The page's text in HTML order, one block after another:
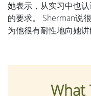
她表示，从实习中也
的要求。 Sherman说
为他很有耐性地向她
What